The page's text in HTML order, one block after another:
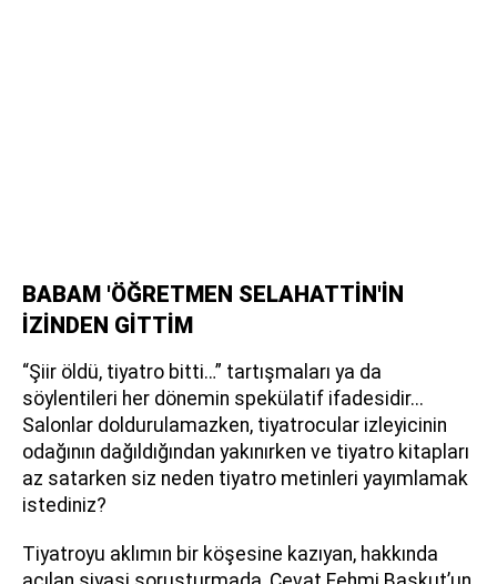
BABAM 'ÖĞRETMEN SELAHATTİN'İN
İZİNDEN GİTTİM
“Şiir öldü, tiyatro bitti…” tartışmaları ya da
söylentileri her dönemin spekülatif ifadesidir...
Salonlar doldurulamazken, tiyatrocular izleyicinin
odağının dağıldığından yakınırken ve tiyatro kitapları
az satarken siz neden tiyatro metinleri yayımlamak
istediniz?
Tiyatroyu aklımın bir köşesine kazıyan, hakkında